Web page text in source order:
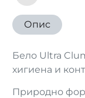
Опис
Бело Ultra
хигиена и
Природно